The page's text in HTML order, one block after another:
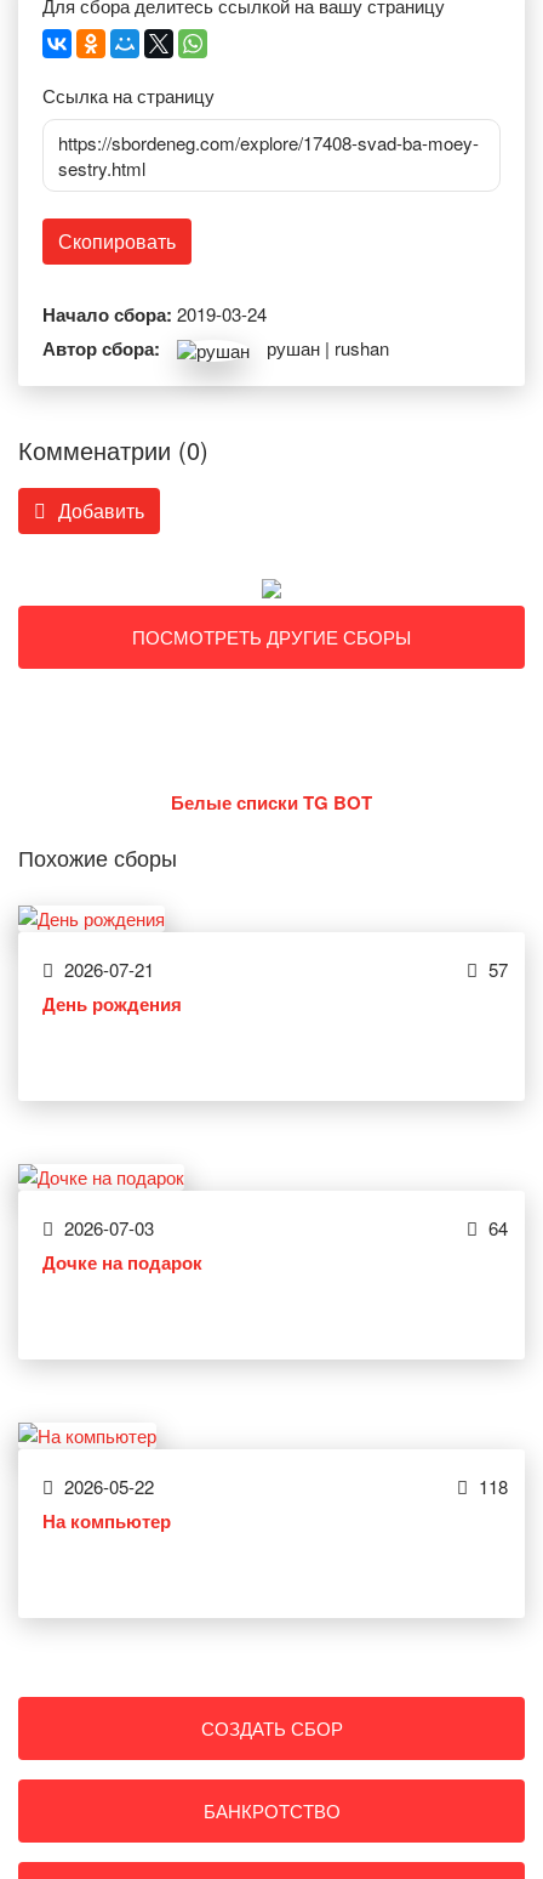
Для сбора делитесь ссылкой на вашу страницу
Ссылка на страницу
https://sbordeneg.com/explore/17408-svad-ba-moey-
sestry.html
Скопировать
Начало сбора: 2019-03-24
Автор сбора: рушан | rushan
Комменатрии (0)
Добавить
ПОСМОТРЕТЬ ДРУГИЕ СБОРЫ
Белые списки TG BOT
Похожие сборы
2026-07-21 57
День рождения
2026-07-03 64
Дочке на подарок
2026-05-22 118
На компьютер
СОЗДАТЬ СБОР
БАНКРОТСТВО